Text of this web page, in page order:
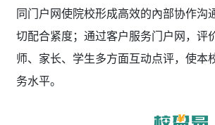
同门户网使院校形成高效的內部协作沟
切配合紧度；通过客户服务门户网，评
师、家长、学生多方面互动点评，使本
务水平。